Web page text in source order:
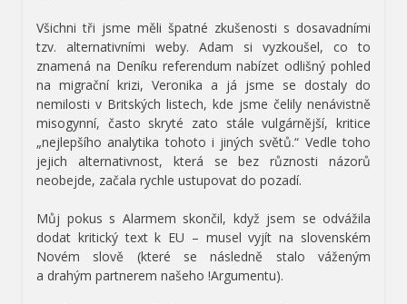
Všichni tři jsme měli špatné zkušenosti s dosavadními
tzv. alternativními weby. Adam si vyzkoušel, co to
znamená na Deníku referendum nabízet odlišný pohled
na migrační krizi, Veronika a já jsme se dostaly do
nemilosti v Britských listech, kde jsme čelily nenávistně
misogynní, často skryté zato stále vulgárnější, kritice
„nejlepšího analytika tohoto i jiných světů.“ Vedle toho
jejich alternativnost, která se bez různosti názorů
neobejde, začala rychle ustupovat do pozadí.
Můj pokus s Alarmem skončil, když jsem se odvážila
dodat kritický text k EU – musel vyjít na slovenském
Novém slově (které se následně stalo váženým
a drahým partnerem našeho !Argumentu).